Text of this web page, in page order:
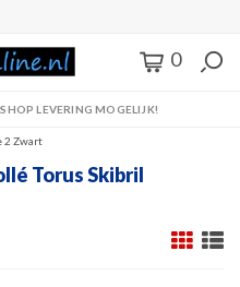
0
LEVERING MOGELIJK!
2 Zwart
Torus Skibril